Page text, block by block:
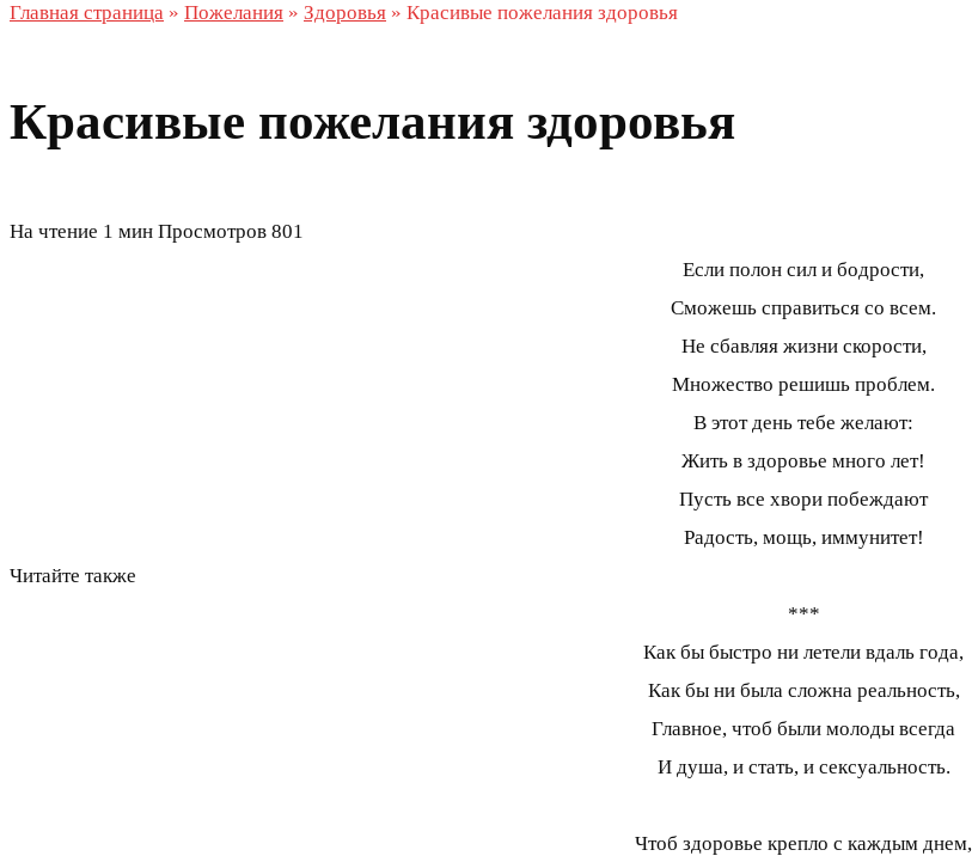
Главная страница » Пожелания » Здоровья » Красивые пожелания здоровья
Красивые пожелания здоровья
На чтение 1 мин Просмотров 801
Если полон сил и бодрости,
Сможешь справиться со всем.
Не сбавляя жизни скорости,
Множество решишь проблем.
В этот день тебе желают:
Жить в здоровье много лет!
Пусть все хвори побеждают
Радость, мощь, иммунитет!
Читайте также
***
Как бы быстро ни летели вдаль года,
Как бы ни была сложна реальность,
Главное, чтоб были молоды всегда
И душа, и стать, и сексуальность.
Чтоб здоровье крепло с каждым днем,